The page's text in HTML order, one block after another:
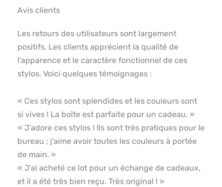
Avis clients
Les retours des utilisateurs sont largement
positifs. Les clients apprécient la qualité de
l’apparence et le caractère fonctionnel de ces
stylos. Voici quelques témoignages :
« Ces stylos sont splendides et les couleurs sont
si vives ! La boîte est parfaite pour un cadeau. »
« J’adore ces stylos ! Ils sont très pratiques pour le
bureau ; j’aime avoir toutes les couleurs à portée
de main. »
« J’ai acheté ce lot pour un échange de cadeaux,
et il a été très bien reçu. Très original ! »